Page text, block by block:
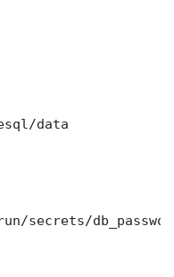
data
/run/secrets/